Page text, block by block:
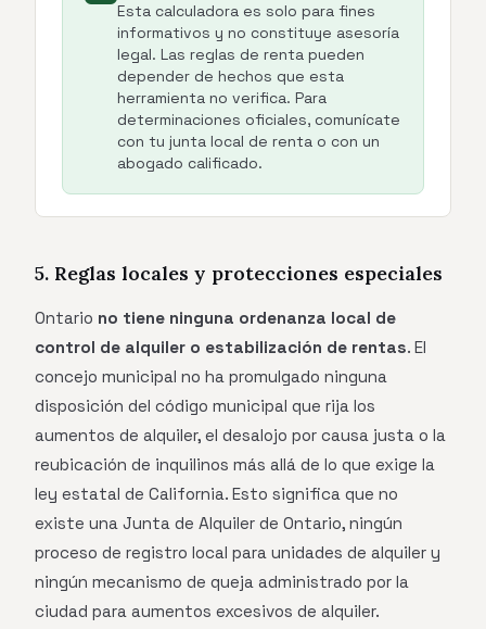
Esta calculadora es solo para fines
informativos y no constituye asesoría
legal. Las reglas de renta pueden
depender de hechos que esta
herramienta no verifica. Para
determinaciones oficiales, comunícate
con tu junta local de renta o con un
abogado calificado.
5. Reglas locales y protecciones especiales
Ontario no tiene ninguna ordenanza local de
control de alquiler o estabilización de rentas. El
concejo municipal no ha promulgado ninguna
disposición del código municipal que rija los
aumentos de alquiler, el desalojo por causa justa o la
reubicación de inquilinos más allá de lo que exige la
ley estatal de California. Esto significa que no
existe una Junta de Alquiler de Ontario, ningún
proceso de registro local para unidades de alquiler y
ningún mecanismo de queja administrado por la
ciudad para aumentos excesivos de alquiler.